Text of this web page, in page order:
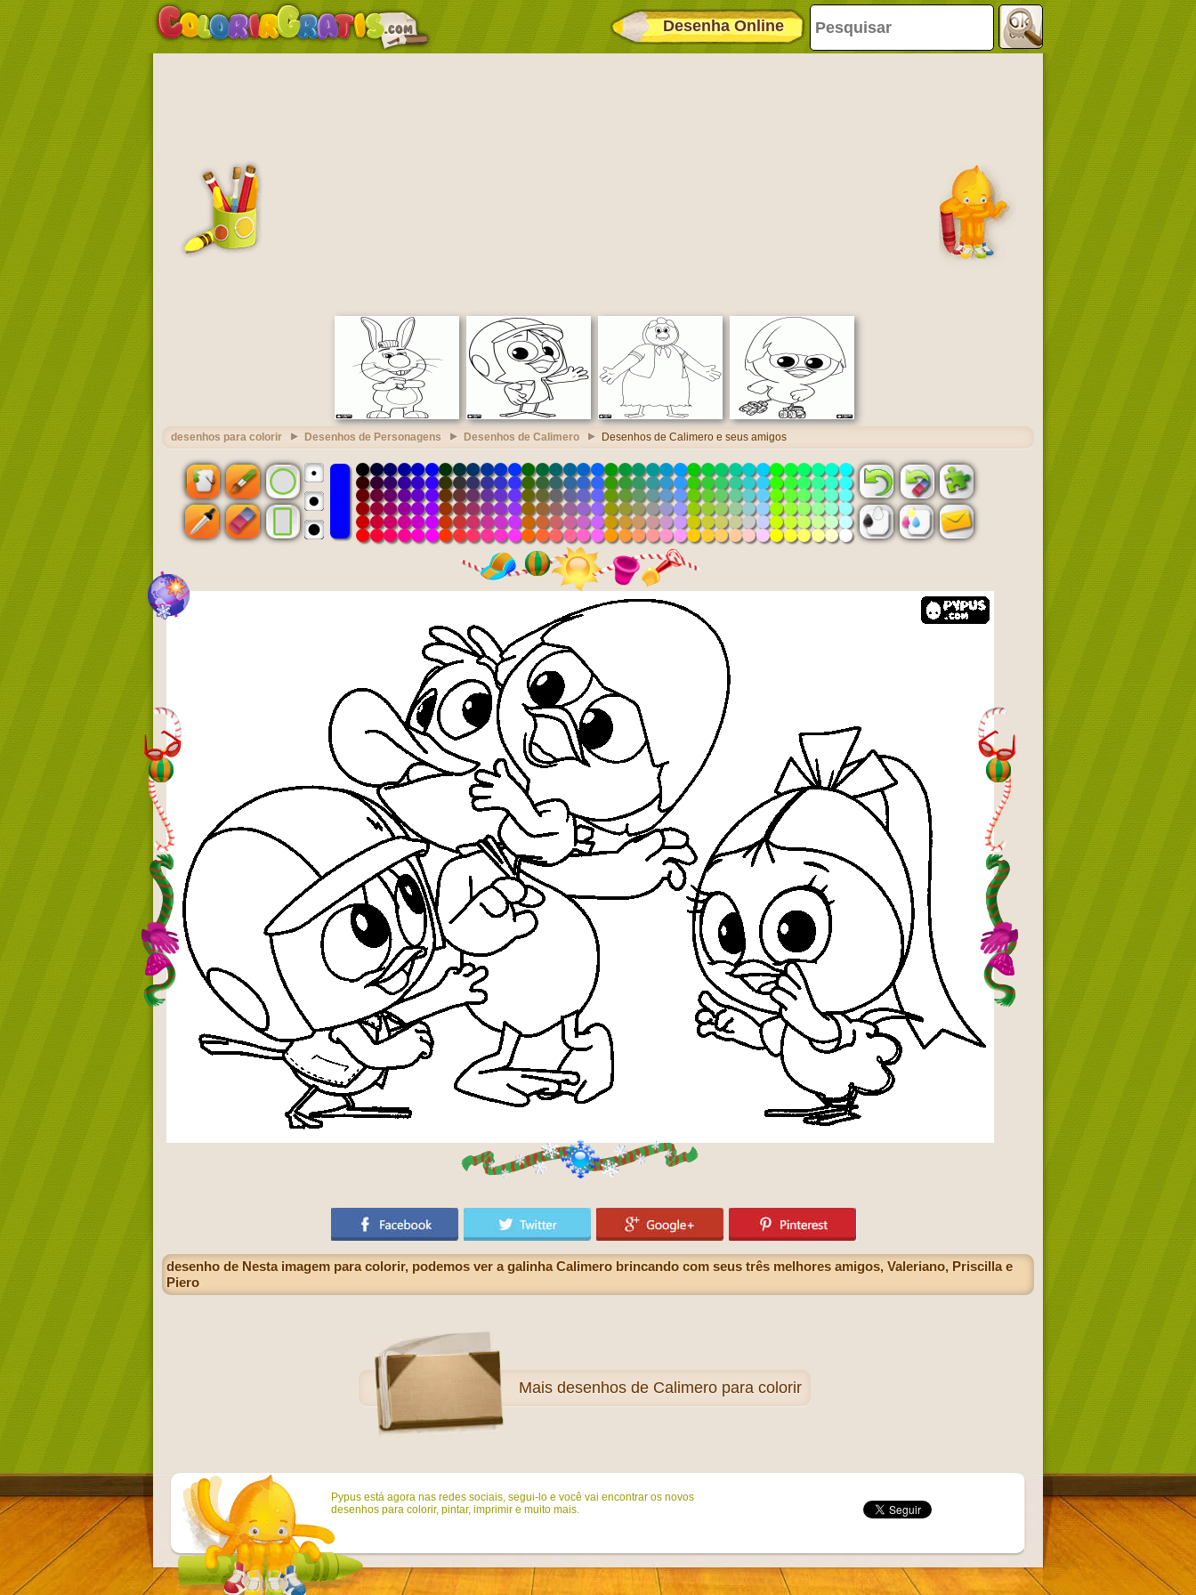
Desenha Online
desenhos para colorir Desenhos de Personagens Desenhos de Calimero Desenhos de Calimero e seus amigos
desenho de Nesta imagem para colorir, podemos ver a galinha Calimero brincando com seus três melhores amigos, Valeriano, Priscilla e
Piero
Mais desenhos de Calimero para colorir
Pypus está agora nas redes sociais, segui-lo e você vai encontrar os novos
desenhos para colorir, pintar, imprimir e muito mais.